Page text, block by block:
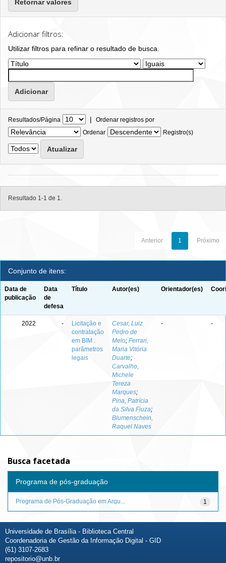
Retornar valores
Adicionar filtros:
Utilizar filtros para refinar o resultado de busca.
Resultados/Página | Ordenar registros por
Ordenar
Registro(s)
Resultado 1-1 de 1.
Anterior 1 Próximo
Conjunto de itens:
Data de
publicação
Data
de
defesa
Título Autor(es) Orientador(es)
2022 -
Licitação e
contratação
em BIM :
parâmetros
legais
Cesar, Luiz
Pedro de
Melo; Ferrari,
Maria Vitória
Duarte;
Carvalho,
Michele
Tereza
Marques;
Pina, Patrícia
da Silva Fiuza;
Blumenschein,
Raquel Naves
- -
Busca facetada
Programa de pós-graduação
1
Programa de Pós-Graduação em Arqu...
Universidade de Brasília - Biblioteca Central
Coordenadoria de Gestão da Informação Digital - GID
(61) 3107-2683
repositorio@unb.br